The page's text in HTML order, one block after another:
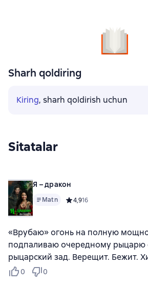
Sharh qoldiring
Kiring, sharh qoldirish uchun
Sitatalar
Я – дракон
Matn Средний рейтинг 4,9 на
4,916
«Врубаю» огонь на полную
подпаливаю очередному рыцарю
рыцарский зад. Верещит. Бежит.
0 0